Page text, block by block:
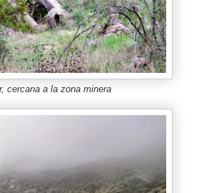
cercana a la zona minera